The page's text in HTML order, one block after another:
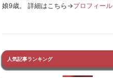
娘9歳。 詳細はこちら→プロフィール
人気記事ランキング